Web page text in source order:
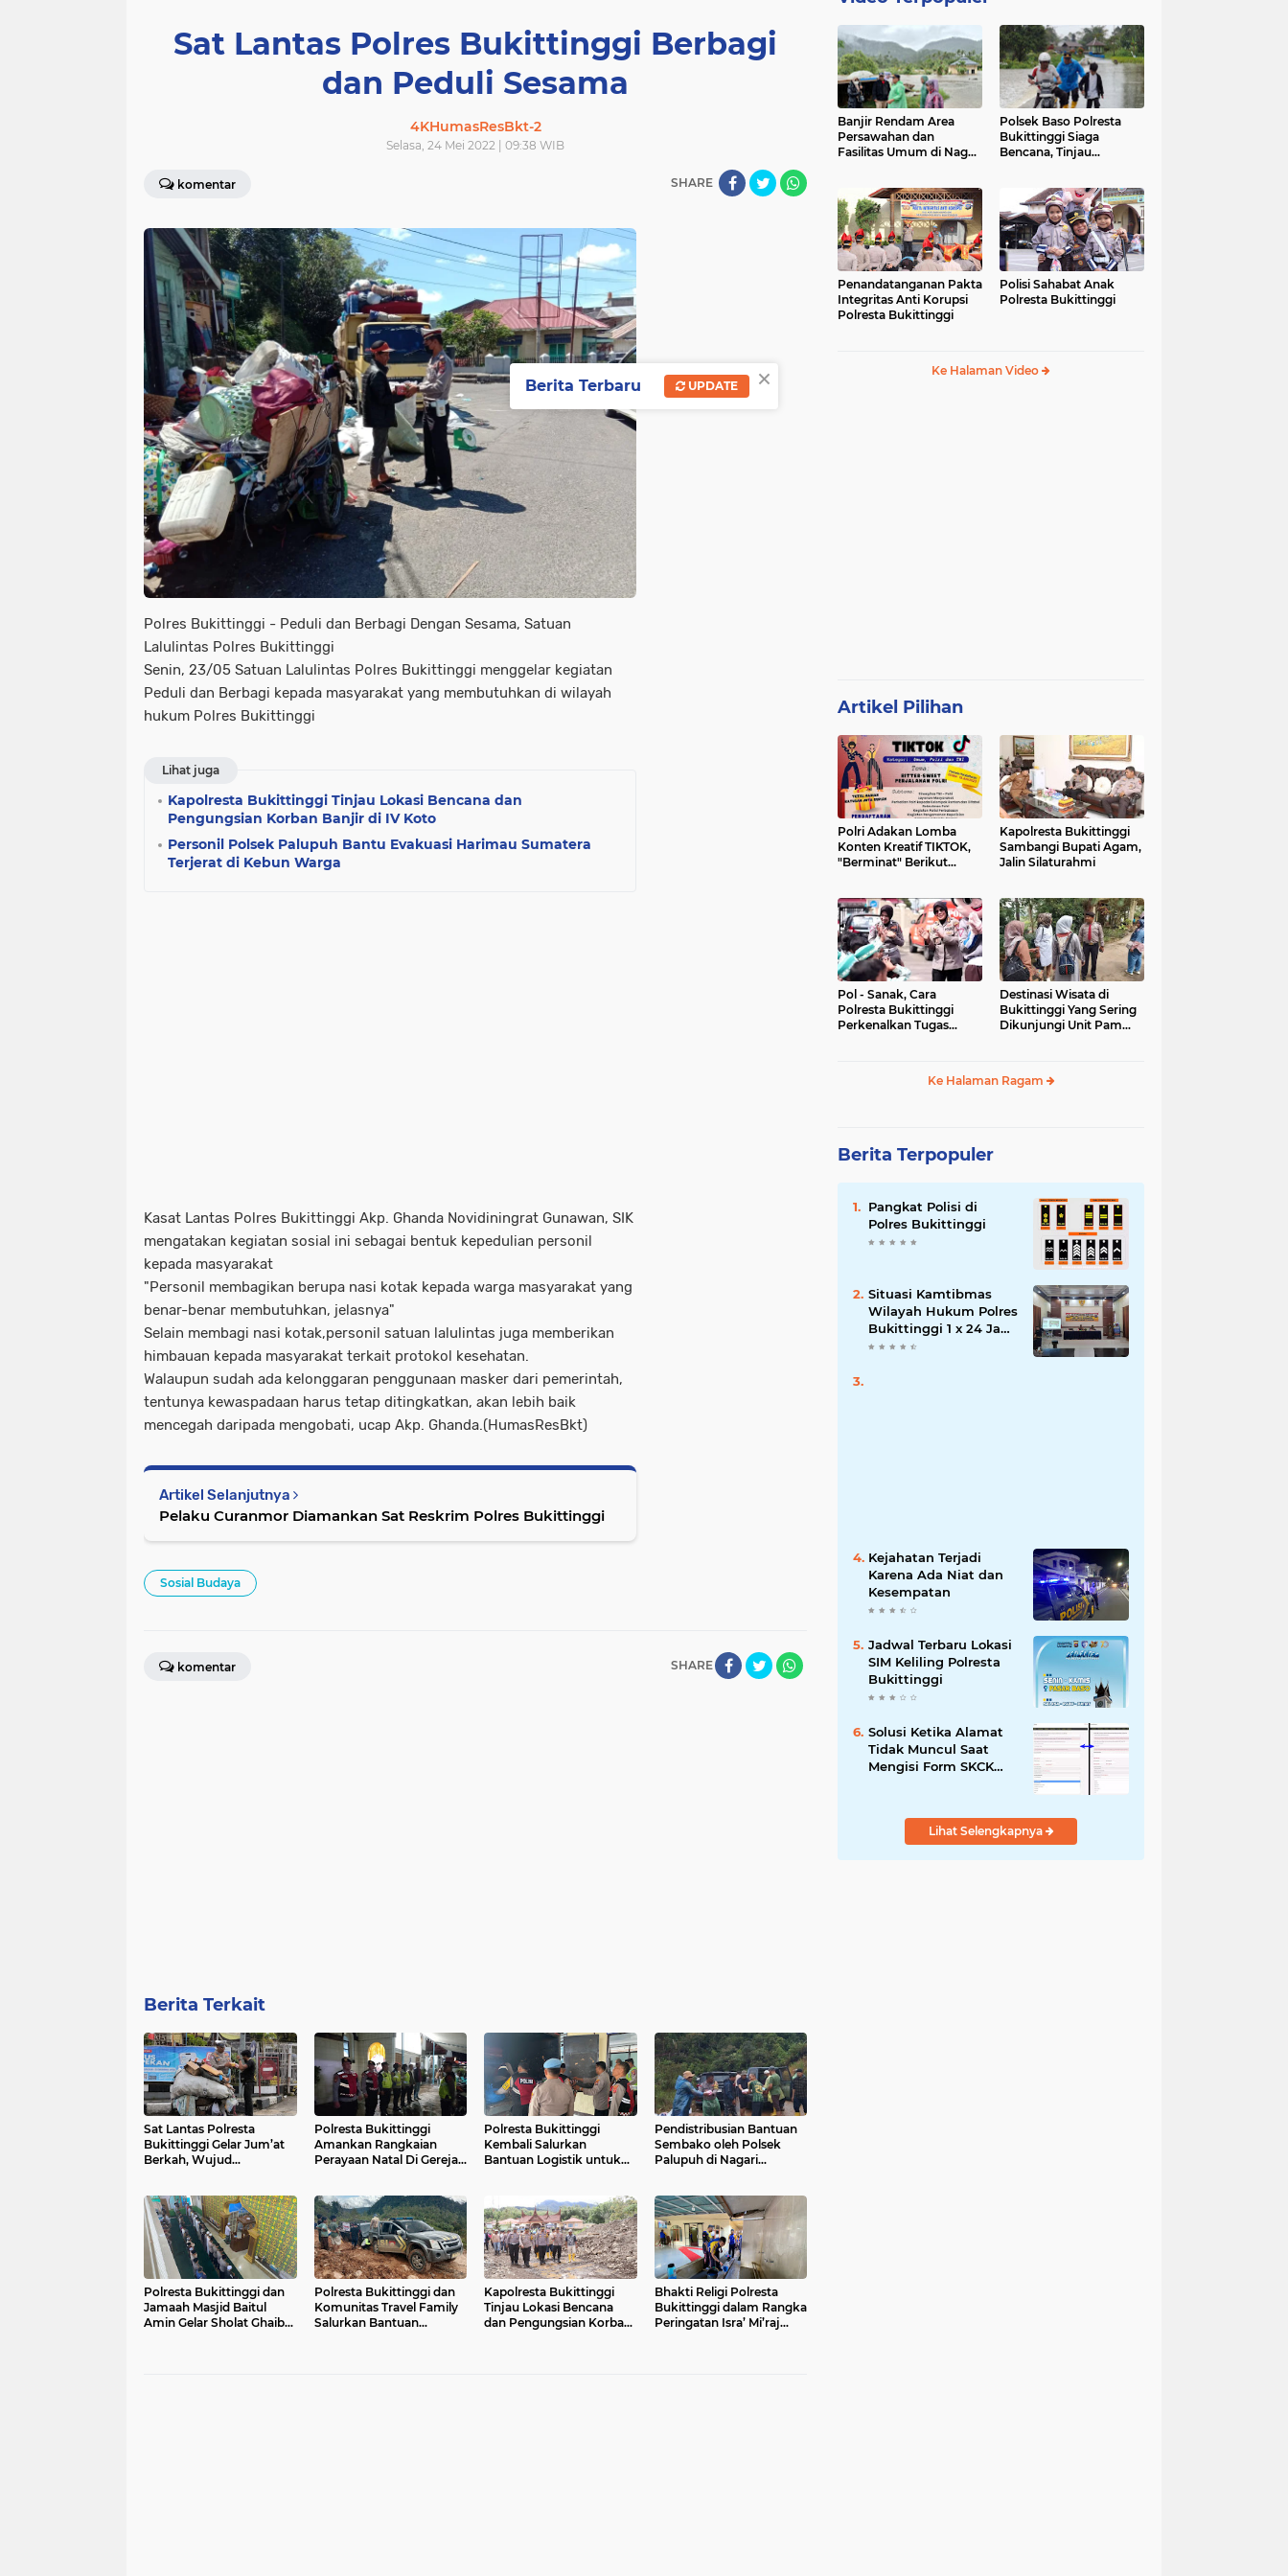
Sat Lantas Polres Bukittinggi Berbagi
dan Peduli Sesama
4KHumasResBkt-2
Selasa, 24 Mei 2022 | 09:38 WIB
komentar SHARE
Polres Bukittinggi - Peduli dan Berbagi Dengan Sesama, Satuan
Lalulintas Polres Bukittinggi
Senin, 23/05 Satuan Lalulintas Polres Bukittinggi menggelar kegiatan
Peduli dan Berbagi kepada masyarakat yang membutuhkan di wilayah
hukum Polres Bukittinggi
Lihat juga
Kapolresta Bukittinggi Tinjau Lokasi Bencana dan
Pengungsian Korban Banjir di IV Koto
Personil Polsek Palupuh Bantu Evakuasi Harimau Sumatera
Terjerat di Kebun Warga
Kasat Lantas Polres Bukittinggi Akp. Ghanda Novidiningrat Gunawan, SIK
mengatakan kegiatan sosial ini sebagai bentuk kepedulian personil
kepada masyarakat
"Personil membagikan berupa nasi kotak kepada warga masyarakat yang
benar-benar membutuhkan, jelasnya"
Selain membagi nasi kotak,personil satuan lalulintas juga memberikan
himbauan kepada masyarakat terkait protokol kesehatan.
Walaupun sudah ada kelonggaran penggunaan masker dari pemerintah,
tentunya kewaspadaan harus tetap ditingkatkan, akan lebih baik
mencegah daripada mengobati, ucap Akp. Ghanda.(HumasResBkt)
Artikel Selanjutnya
Pelaku Curanmor Diamankan Sat Reskrim Polres Bukittinggi
Sosial Budaya
SHARE
komentar
Berita Terkait
Sat Lantas Polresta
Bukittinggi Gelar Jum’at
Berkah, Wujud
Polresta Bukittinggi
Amankan Rangkaian
Perayaan Natal Di Gereja
Polresta Bukittinggi
Kembali Salurkan
Bantuan Logistik untuk
Disesuaikan Kebutuhan
Pendistribusian Bantuan
Sembako oleh Polsek
Palupuh di Nagari
Polresta Bukittinggi dan
Jamaah Masjid Baitul
Amin Gelar Sholat Ghaib
Polresta Bukittinggi dan
Komunitas Travel Family
Salurkan Bantuan
Kapolresta Bukittinggi
Tinjau Lokasi Bencana
dan Pengungsian Korban
Bhakti Religi Polresta
Bukittinggi dalam Rangka
Peringatan Isra’ Mi’raj
Banjir Rendam Area
Persawahan dan
Fasilitas Umum di Nagari
Polsek Baso Polresta
Bukittinggi Siaga
Bencana, Tinjau
Penandatanganan Pakta
Integritas Anti Korupsi
Polresta Bukittinggi
Polisi Sahabat Anak
Polresta Bukittinggi
Ke Halaman Video
Artikel Pilihan
Polri Adakan Lomba
Konten Kreatif TIKTOK,
"Berminat" Berikut
Kapolresta Bukittinggi
Sambangi Bupati Agam,
Jalin Silaturahmi
Pol - Sanak, Cara
Polresta Bukittinggi
Perkenalkan Tugas
Destinasi Wisata di
Bukittinggi Yang Sering
Dikunjungi Unit Pam
Ke Halaman Ragam
Berita Terpopuler
Pangkat Polisi di
Polres Bukittinggi
Situasi Kamtibmas
Wilayah Hukum Polres
Bukittinggi 1 x 24 Jam
Senin 27 Juni 2022
Kejahatan Terjadi
Karena Ada Niat dan
Kesempatan
Jadwal Terbaru Lokasi
SIM Keliling Polresta
Bukittinggi
Solusi Ketika Alamat
Tidak Muncul Saat
Mengisi Form SKCK
Lihat Selengkapnya
×
Berita Terbaru UPDATE